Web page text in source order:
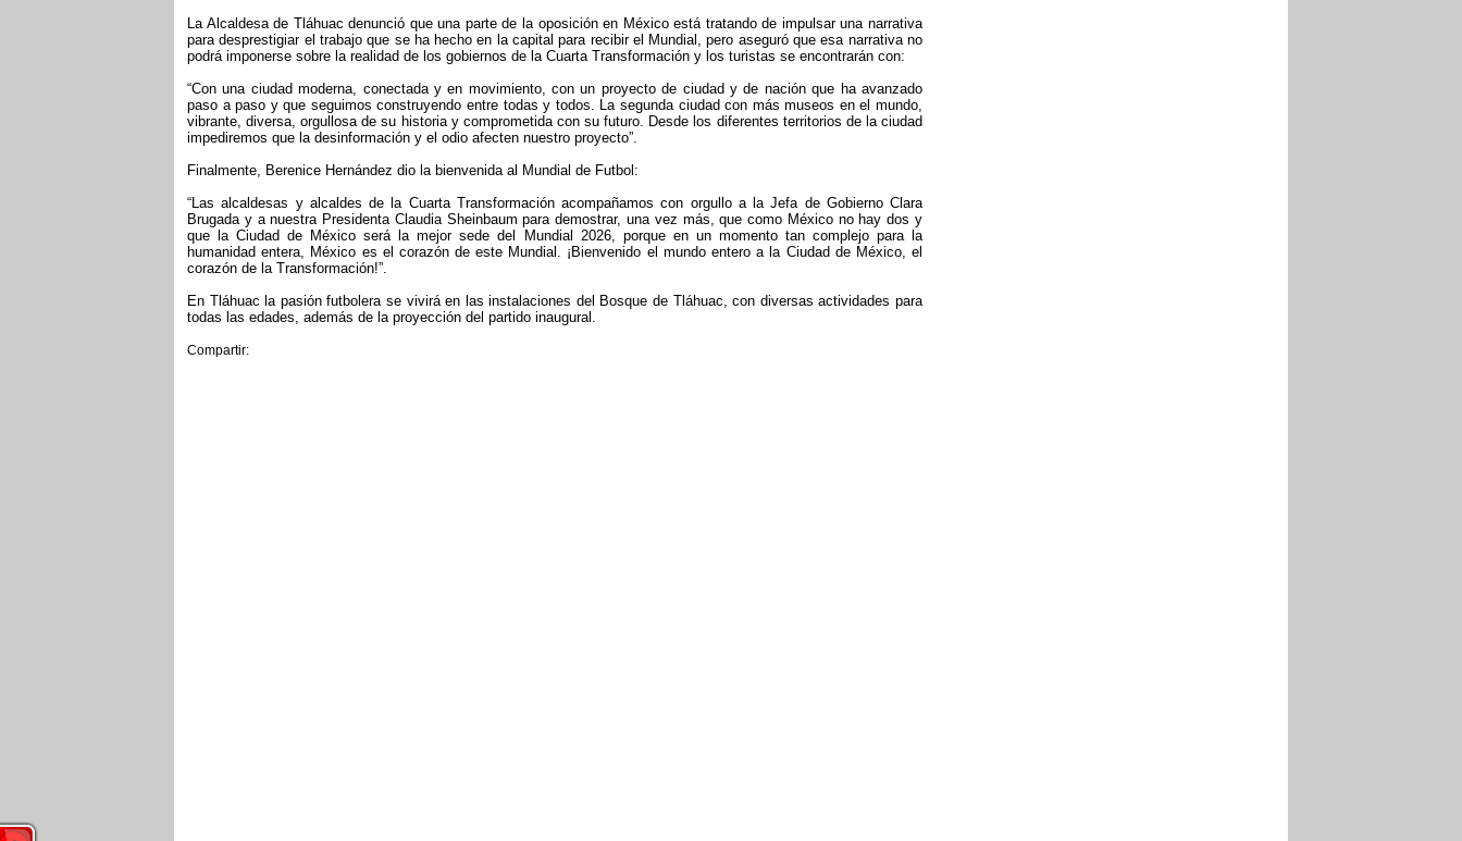
La Alcaldesa de Tláhuac denunció que una parte de la oposición en México está tratando de impulsar una narrativa
para desprestigiar el trabajo que se ha hecho en la capital para recibir el Mundial, pero aseguró que esa narrativa no
podrá imponerse sobre la realidad de los gobiernos de la Cuarta Transformación y los turistas se encontrarán con:
“Con una ciudad moderna, conectada y en movimiento, con un proyecto de ciudad y de nación que ha avanzado
paso a paso y que seguimos construyendo entre todas y todos. La segunda ciudad con más museos en el mundo,
vibrante, diversa, orgullosa de su historia y comprometida con su futuro. Desde los diferentes territorios de la ciudad
impediremos que la desinformación y el odio afecten nuestro proyecto”.
Finalmente, Berenice Hernández dio la bienvenida al Mundial de Futbol:
“Las alcaldesas y alcaldes de la Cuarta Transformación acompañamos con orgullo a la Jefa de Gobierno Clara
Brugada y a nuestra Presidenta Claudia Sheinbaum para demostrar, una vez más, que como México no hay dos y
que la Ciudad de México será la mejor sede del Mundial 2026, porque en un momento tan complejo para la
humanidad entera, México es el corazón de este Mundial. ¡Bienvenido el mundo entero a la Ciudad de México, el
corazón de la Transformación!”.
En Tláhuac la pasión futbolera se vivirá en las instalaciones del Bosque de Tláhuac, con diversas actividades para
todas las edades, además de la proyección del partido inaugural.
Compartir: